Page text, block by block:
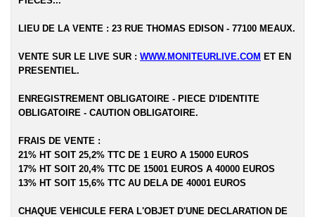
LIEU DE LA VENTE : 23 RUE THOMAS EDISON - 77100 MEAUX.
VENTE SUR LE LIVE SUR : WWW.MONITEURLIVE.COM ET EN
PRESENTIEL.
ENREGISTREMENT OBLIGATOIRE - PIECE D'IDENTITE
OBLIGATOIRE - CAUTION OBLIGATOIRE.
FRAIS DE VENTE :
21% HT SOIT 25,2% TTC DE 1 EURO A 15000 EUROS
17% HT SOIT 20,4% TTC DE 15001 EUROS A 40000 EUROS
13% HT SOIT 15,6% TTC AU DELA DE 40001 EUROS
CHAQUE VEHICULE FERA L'OBJET D'UNE DECLARATION DE